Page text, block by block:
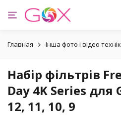
Главная Інша фото і відео
Набір фільтрів
Day 4K Series для
12, 11, 10, 9